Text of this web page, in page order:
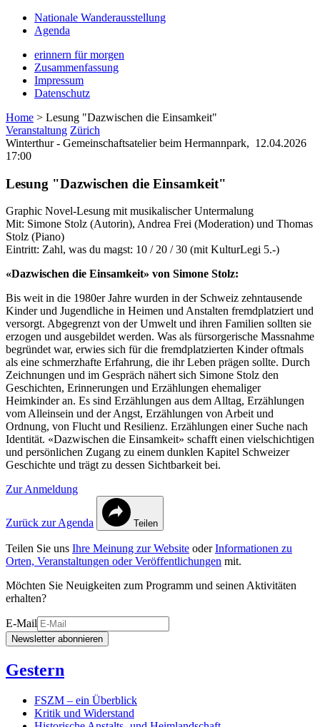
Nationale Wanderausstellung
Agenda
erinnern für morgen
Zusammenfassung
Impressum
Datenschutz
Home > Lesung "Dazwischen die Einsamkeit"
Veranstaltung Zürich
Winterthur - Gemeinschaftsatelier beim Hermannpark, 12.04.2026
17:00
Lesung "Dazwischen die Einsamkeit"
Graphic Novel-Lesung mit musikalischer Untermalung
Mit: Simone Stolz (Autorin), Andrea Frei (Moderation) und Thomas
Stolz (Piano)
Eintritt: Zahl, was du magst: 10 / 20 / 30 (mit KulturLegi 5.-)
«Dazwischen die Einsamkeit» von Simone Stolz:
Bis weit in die 1980er Jahre wurden in der Schweiz zehntausende
Kinder und Jugendliche in Heimen und Anstalten fremdplatziert und
versorgt. Abgegrenzt von der Umwelt und ihren Familien sollten sie
erzogen und ausgebildet werden. Was als fürsorgerische Massnahme
begründet war, erwies sich für die fremdplatzierten Kinder oftmals
als eine schmerzhafte Erfahrung, die ihr Leben prägen sollte. Durch
Zeichnungen und im Gespräch nähert sich Simone Stolz den
Geschichten, Erinnerungen und Erzählungen ehemaliger
Heimkinder an. Es sind Erzählungen aus dem Alltag, Erzählungen
vom Alleinsein und der Angst, Erzählungen von Arbeit und
Ordnung, von Flucht und Resilienz. Erzählungen einer Suche nach
Identität. «Dazwischen die Einsamkeit» schafft einen vielschichtigen
und persönlichen Zugang zu einem dunklen Kapitel Schweizer
Geschichte und trägt zu dessen Sichtbarkeit bei.
Zur Anmeldung
Zurück zur Agenda Teilen
Teilen Sie uns Ihre Meinung zur Website oderInformationen zu
Orten, Veranstaltungen oder Veröffentlichungen mit.
Möchten Sie Neuigkeiten zum Programm und seinen Aktivitäten
erhalten?
E-Mail
Newsletter abonnieren
Gestern
FSZM – ein Überblick
Kritik und Widerstand